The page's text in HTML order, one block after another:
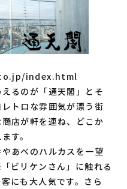
index.html
るのが「通天閣」とそ
トロな雰囲気が漂う街
店が軒を連ね、どこか
す。
あべのハルカスを一望
ビリケンさん」に触れる
にも大人気です。さら